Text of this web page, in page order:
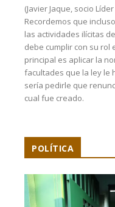
(Javier Jaque, socio
Recordemos que
las actividades ilícitas
debe cumplir con su rol
principal es aplicar la
facultades que la ley le
sería pedirle que
cual fue creado.
POLÍTICA